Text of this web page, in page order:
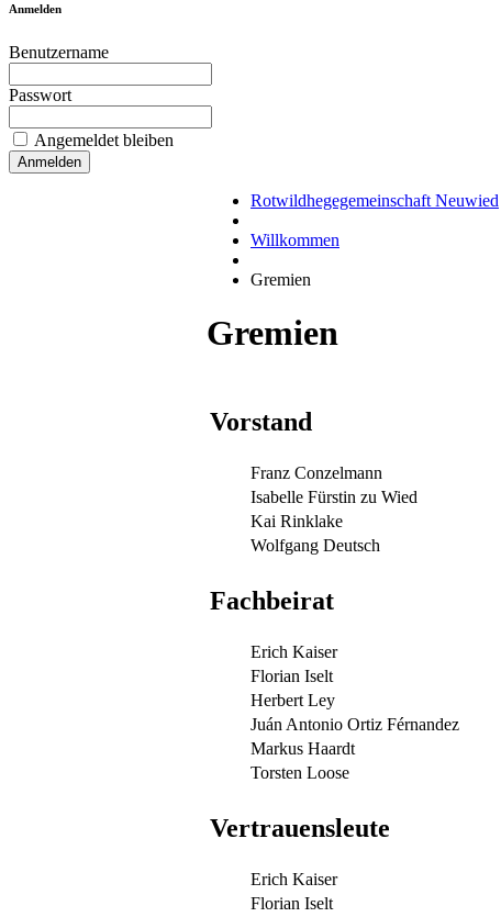
Anmelden
Benutzername
Passwort
Angemeldet bleiben
Rotwildhegegemeinschaft Neuwied
Willkommen
Gremien
Gremien
Vorstand
Franz Conzelmann
Isabelle Fürstin zu Wied
Kai Rinklake
Wolfgang Deutsch
Fachbeirat
Erich Kaiser
Florian Iselt
Herbert Ley
Juán Antonio Ortiz Férnandez
Markus Haardt
Torsten Loose
Vertrauensleute
Erich Kaiser
Florian Iselt